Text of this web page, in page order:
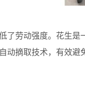
劳动强度。花生是
动摘取技术，有效